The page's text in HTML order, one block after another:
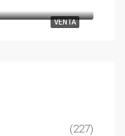
VENTA
(227)